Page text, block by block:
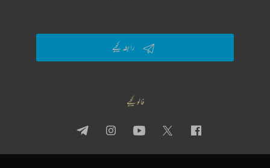
رابطہ کیجیے
فالو کیجیے